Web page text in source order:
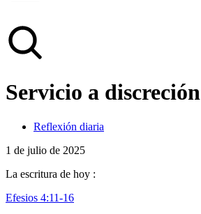
Servicio a discreción
Reflexión diaria
1 de julio de 2025
La escritura de hoy :
Efesios 4:11-16